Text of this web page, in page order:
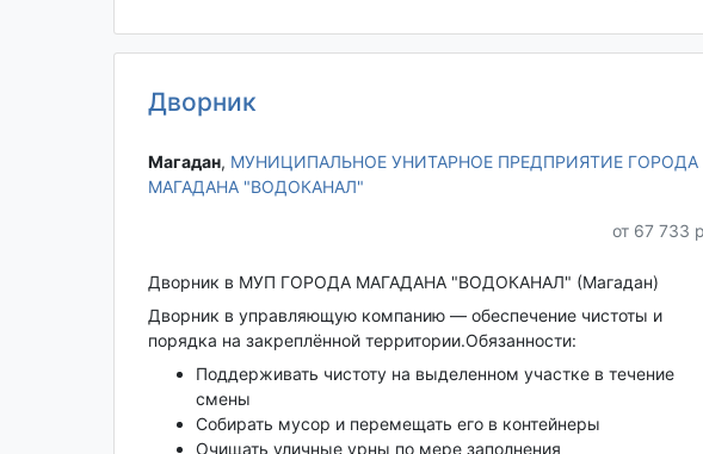
Дворник
Магадан‎, МУНИЦИПАЛЬНОЕ УНИТАРНОЕ ПРЕДПРИЯТИЕ ГОРОДА
МАГАДАНА "ВОДОКАНАЛ"
от 67 733
Дворник в МУП ГОРОДА МАГАДАНА "ВОДОКАНАЛ" (Магадан)
Дворник в управляющую компанию — обеспечение чистоты и
порядка на закреплённой территории.Обязанности:
Поддерживать чистоту на выделенном участке в течение
смены
Собирать мусор и перемещать его в контейнеры
Очищать уличные урны по мере заполнения